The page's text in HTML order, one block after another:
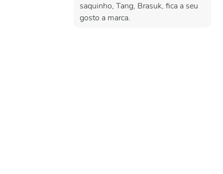
saquinho, Tang, Brasuk, fica a seu
gosto a marca.